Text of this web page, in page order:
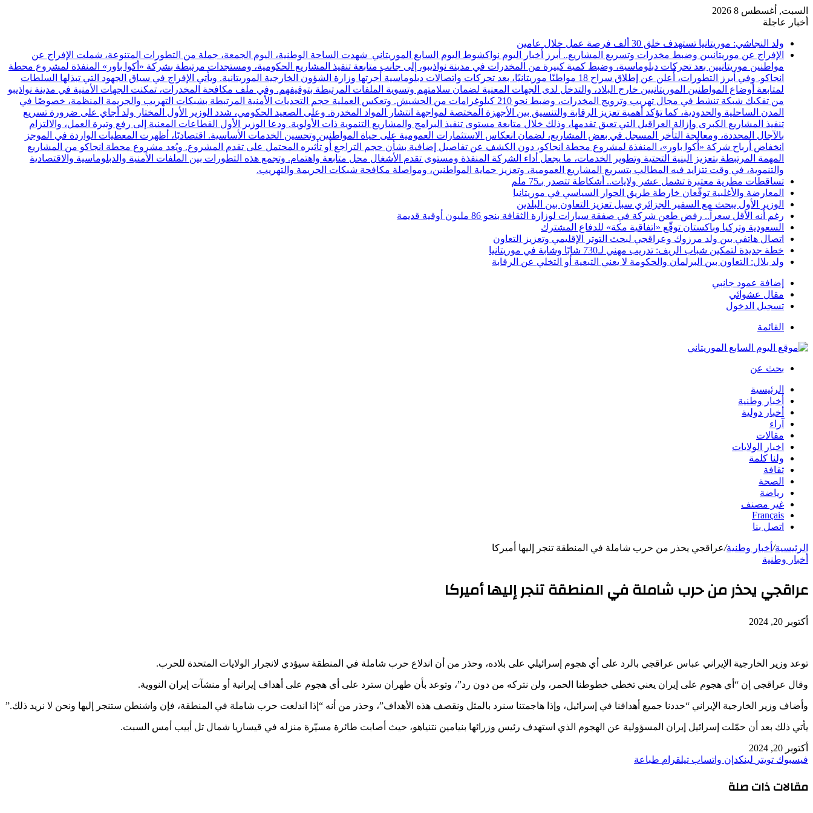
السبت, أغسطس 8 2026
أخبار عاجلة
ولد النجاشي: موريتانيا تستهدف خلق 30 ألف فرصة عمل خلال عامين
الإفراج عن موريتانيين وضبط مخدرات وتسريع المشاريع.. أبرز أخبار اليوم نواكشوط اليوم السابع الموريتاني شهدت الساحة الوطنية، اليوم الجمعة، جملة من التطورات المتنوعة، شملت الإفراج عن
مواطنين موريتانيين بعد تحركات دبلوماسية، وضبط كمية كبيرة من المخدرات في مدينة نواذيبو، إلى جانب متابعة تنفيذ المشاريع الحكومية، ومستجدات مرتبطة بشركة «أكوا باور» المنفذة لمشروع محطة
انجاكو. وفي أبرز التطورات، أُعلن عن إطلاق سراح 18 مواطنًا موريتانيًا، بعد تحركات واتصالات دبلوماسية أجرتها وزارة الشؤون الخارجية الموريتانية. ويأتي الإفراج في سياق الجهود التي تبذلها السلطات
لمتابعة أوضاع المواطنين الموريتانيين خارج البلاد، والتدخل لدى الجهات المعنية لضمان سلامتهم وتسوية الملفات المرتبطة بتوقيفهم. وفي ملف مكافحة المخدرات، تمكنت الجهات الأمنية في مدينة نواذيبو
من تفكيك شبكة تنشط في مجال تهريب وترويج المخدرات، وضبط نحو 210 كيلوغرامات من الحشيش. وتعكس العملية حجم التحديات الأمنية المرتبطة بشبكات التهريب والجريمة المنظمة، خصوصًا في
المدن الساحلية والحدودية، كما تؤكد أهمية تعزيز الرقابة والتنسيق بين الأجهزة المختصة لمواجهة انتشار المواد المخدرة. وعلى الصعيد الحكومي، شدد الوزير الأول المختار ولد أجاي على ضرورة تسريع
تنفيذ المشاريع الكبرى وإزالة العراقيل التي تعيق تقدمها، وذلك خلال متابعة مستوى تنفيذ البرامج والمشاريع التنموية ذات الأولوية. ودعا الوزير الأول القطاعات المعنية إلى رفع وتيرة العمل، والالتزام
بالآجال المحددة، ومعالجة التأخر المسجل في بعض المشاريع، لضمان انعكاس الاستثمارات العمومية على حياة المواطنين وتحسين الخدمات الأساسية. اقتصاديًا، أظهرت المعطيات الواردة في الموجز
انخفاض أرباح شركة «أكوا باور»، المنفذة لمشروع محطة انجاكو، دون الكشف عن تفاصيل إضافية بشأن حجم التراجع أو تأثيره المحتمل على تقدم المشروع. ويُعد مشروع محطة انجاكو من المشاريع
المهمة المرتبطة بتعزيز البنية التحتية وتطوير الخدمات، ما يجعل أداء الشركة المنفذة ومستوى تقدم الأشغال محل متابعة واهتمام. وتجمع هذه التطورات بين الملفات الأمنية والدبلوماسية والاقتصادية
والتنموية، في وقت تتزايد فيه المطالب بتسريع المشاريع العمومية، وتعزيز حماية المواطنين، ومواصلة مكافحة شبكات الجريمة والتهريب.
تساقطات مطرية معتبرة تشمل عشر ولايات.. أشكاطة تتصدر بـ75 ملم
المعارضة والأغلبية توقّعان خارطة طريق الحوار السياسي في موريتانيا
الوزير الأول يبحث مع السفير الجزائري سبل تعزيز التعاون بين البلدين
رغم أنه الأقل سعراً.. رفض طعن شركة في صفقة سيارات لوزارة الثقافة بنحو 86 مليون أوقية قديمة
السعودية وتركيا وباكستان توقّع «اتفاقية مكة» للدفاع المشترك
اتصال هاتفي بين ولد مرزوك وعراقجي لبحث التوتر الإقليمي وتعزيز التعاون
خطة جديدة لتمكين شباب الريف: تدريب مهني لـ730 شابًا وشابة في موريتانيا
ولد بلال: التعاون بين البرلمان والحكومة لا يعني التبعية أو التخلي عن الرقابة
إضافة عمود جانبي
مقال عشوائي
تسجيل الدخول
القائمة
بحث عن
الرئيسية
أخبار وطنية
أخبار دولية
آراء
مقالات
اخبار الولايات
ولنا كلمة
ثقافة
الصحة
رياضة
غير مصنف
Français
اتصل بنا
الرئيسية/ أخبار وطنية/عراقجي يحذر من حرب شاملة في المنطقة تنجر إليها أميركا
أخبار وطنية
عراقجي يحذر من حرب شاملة في المنطقة تنجر إليها أميركا
أكتوبر 20, 2024
توعد وزير الخارجية الإيراني عباس عراقجي بالرد على أي هجوم إسرائيلي على بلاده، وحذر من أن اندلاع حرب شاملة في المنطقة سيؤدي لانجرار الولايات المتحدة للحرب.
وقال عراقجي إن “أي هجوم على إيران يعني تخطي خطوطنا الحمر، ولن نتركه من دون رد”، وتوعد بأن طهران سترد على أي هجوم على أهداف إيرانية أو منشآت إيران النووية.
وأضاف وزير الخارجية الإيراني “حددنا جميع أهدافنا في إسرائيل، وإذا هاجمتنا سنرد بالمثل ونقصف هذه الأهداف”، وحذر من أنه “إذا اندلعت حرب شاملة في المنطقة، فإن واشنطن ستنجر إليها ونحن لا نريد ذلك.”
يأتي ذلك بعد أن حمّلت إسرائيل إيران المسؤولية عن الهجوم الذي استهدف رئيس وزرائها بنيامين نتنياهو، حيث أصابت طائرة مسيّرة منزله في قيساريا شمال تل أبيب أمس السبت.
أكتوبر 20, 2024
فيسبوك تويتر لينكدإن واتساب تيلقرام طباعة
مقالات ذات صلة